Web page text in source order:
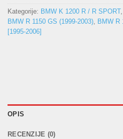
Kategorije: BMW K 1200 R / R SPORT,
BMW R 1150 GS (1999-2003), BMW R
[1995-2006]
OPIS
RECENZIJE (0)